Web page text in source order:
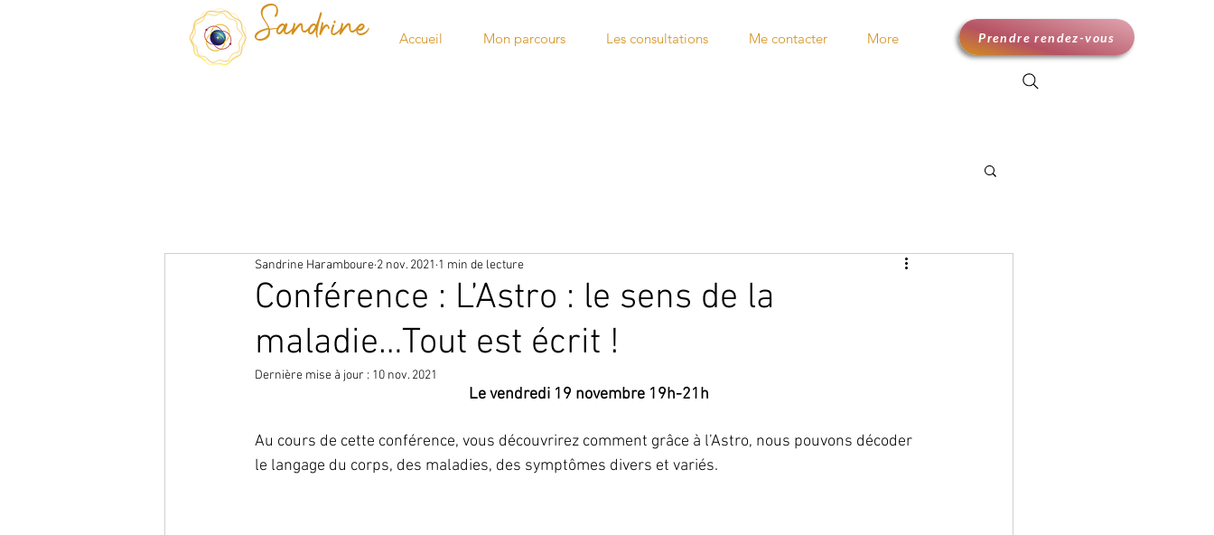
Sandrine Accueil Mon parcours Les consultations Me contacter More Prendre rendez-vous
Conférence : L’Astro : le sens de la
maladie…Tout est écrit !
Sandrine Haramboure 2 nov. 2021 1 min de lecture
Dernière mise à jour : 10 nov. 2021
Le vendredi 19 novembre 19h-21h
Au cours de cette conférence, vous découvrirez comment grâce à l’Astro, nous pouvons décoder
le langage du corps, des maladies, des symptômes divers et variés.